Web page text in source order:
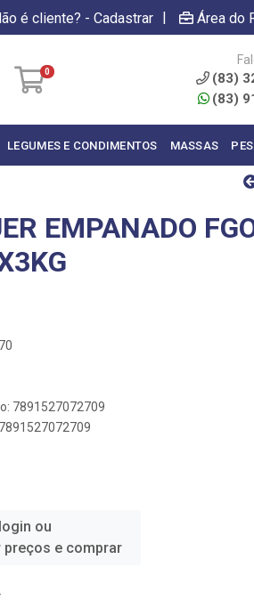
é cliente? - Cadastrar | Área do
0
(83)
(83)
LEGUMES E CONDIMENTOS MASSAS
EMPANADO
7891527072709
ou
preços e comprar